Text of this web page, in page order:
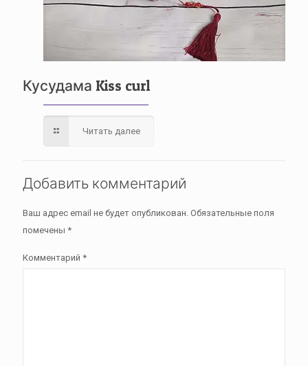
Кусудама Kiss curl
Читать далее
Добавить комментарий
Ваш адрес email не будет опубликован. Обязательные поля
помечены *
Комментарий *